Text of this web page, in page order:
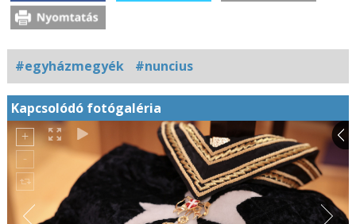
#egyházmegyék #nuncius
Kapcsolódó fotógaléria